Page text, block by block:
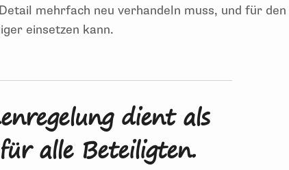
mehrfach neu verhandeln muss, und für den
einsetzen kann.
dient als
alle Beteiligten.